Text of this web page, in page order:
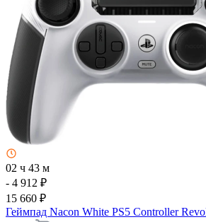
02 ч 43 м
- 4 912 ₽
15 660 ₽
Геймпад Nacon White PS5 Controller